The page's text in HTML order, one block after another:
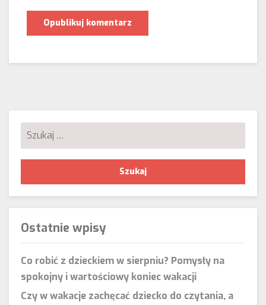
Szukaj:
Ostatnie wpisy
Co robić z dzieckiem w sierpniu? Pomysły na
spokojny i wartościowy koniec wakacji
Czy w wakacje zachęcać dziecko do czytania, a